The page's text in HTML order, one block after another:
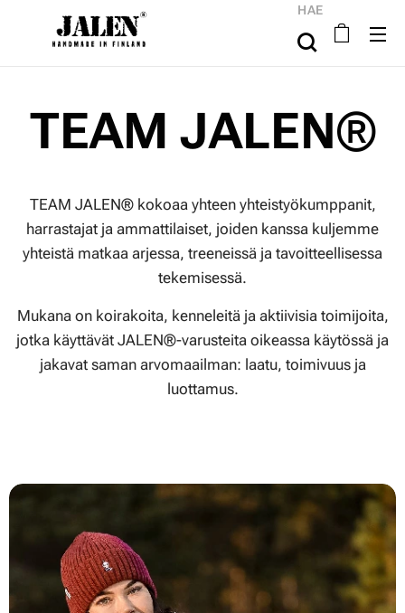
HAE
TEAM JALEN®
TEAM JALEN® kokoaa yhteen yhteistyökumppanit,
harrastajat ja ammattilaiset, joiden kanssa kuljemme
yhteistä matkaa arjessa, treeneissä ja tavoitteellisessa
tekemisessä.
Mukana on koirakoita, kenneleitä ja aktiivisia toimijoita,
jotka käyttävät JALEN®-varusteita oikeassa käytössä ja
jakavat saman arvomaailman: laatu, toimivuus ja
luottamus.